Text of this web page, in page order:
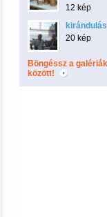
12 kép
kirándulás
20 kép
Böngéssz a galériák
között!